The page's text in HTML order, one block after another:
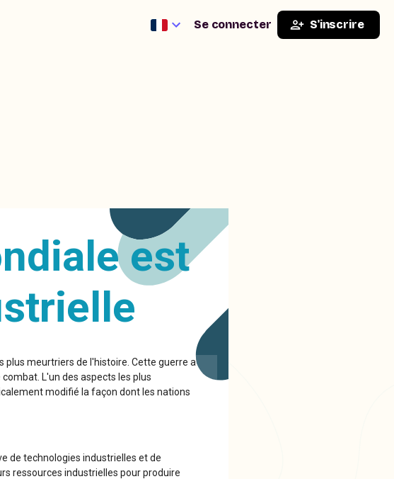
Se connecter S'inscrire
est
plus meurtriers de l'histoire. Cette guerre a
L'un des aspects les plus
modifié la façon dont les nations
de technologies industrielles et de
ressources industrielles pour produire